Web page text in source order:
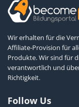
Wir erhalten für die
Affiliate-Provision für
Produkte. Wir sind für
verantwortlich und
Richtigkeit.
Follow Us